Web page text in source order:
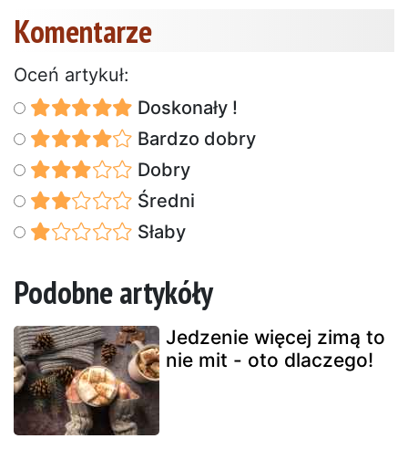
Komentarze
Oceń artykuł:
Doskonały !
Bardzo dobry
Dobry
Średni
Słaby
Podobne artykóły
Jedzenie więcej zimą to
nie mit - oto dlaczego!